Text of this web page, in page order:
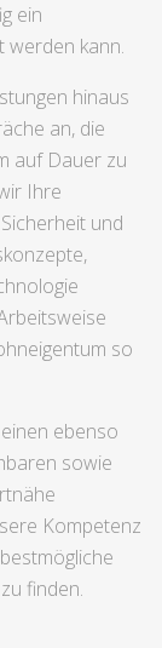
ein
werden kann.
hinaus
an, die
auf Dauer zu
Ihre
und
so
ebenso
sowie
Kompetenz
finden.